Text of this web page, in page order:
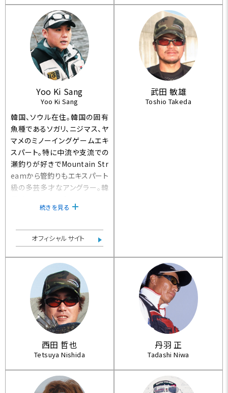
Yoo Ki Sang
Yoo Ki Sang
韓国、ソウル在住。韓国の固有
魚種であるソガリ、ニジマス、ヤ
マメのミノーイングゲームエキ
スパート。特に中流や支流での
瀬釣りが好きでMountain Str
eamから管釣りもエキスパート
級の多芸多才なアングラー。韓
Minnow fishing expert for
sogari and rainbow trout a
nd cherry Salmon. Favors fi
shing with sinking minno
ws in mid-stream or tribut
ary with rapid water. JSco
mpany pro staff.
한국 서울 거주. 쏘가리． 무지
개송어． 산천어 Minnow fishi
ng 전문가. 활동지역은 대한민
특히 중류 및 지류권 여울에서
싱킹미노우를 이용하는 낚시
続きを見る
オフィシャルサイト
武田 敏雄
Toshio Takeda
西田 哲也
Tetsuya Nishida
丹羽 正
Tadashi Niwa